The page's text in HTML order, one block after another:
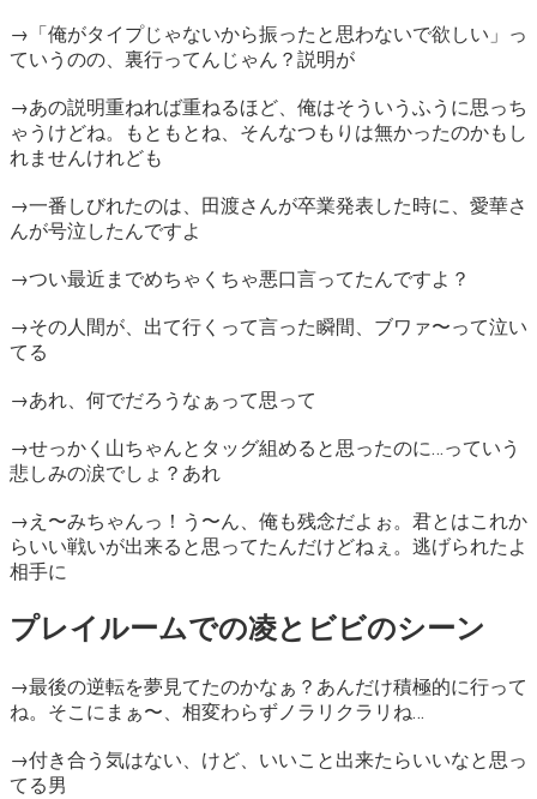
→「俺がタイプじゃないから振ったと思わないで欲しい」っ
ていうのの、裏行ってんじゃん？説明が
→あの説明重ねれば重ねるほど、俺はそういうふうに思っち
ゃうけどね。もともとね、そんなつもりは無かったのかもし
れませんけれども
→一番しびれたのは、田渡さんが卒業発表した時に、愛華さ
んが号泣したんですよ
→つい最近までめちゃくちゃ悪口言ってたんですよ？
→その人間が、出て行くって言った瞬間、ブワァ〜って泣い
てる
→あれ、何でだろうなぁって思って
→せっかく山ちゃんとタッグ組めると思ったのに…っていう
悲しみの涙でしょ？あれ
→え〜みちゃんっ！う〜ん、俺も残念だよぉ。君とはこれか
らいい戦いが出来ると思ってたんだけどねぇ。逃げられたよ
相手に
プレイルームでの凌とビビのシーン
→最後の逆転を夢見てたのかなぁ？あんだけ積極的に行って
ね。そこにまぁ〜、相変わらずノラリクラリね…
→付き合う気はない、けど、いいこと出来たらいいなと思っ
てる男